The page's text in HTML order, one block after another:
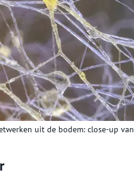
uit de bodem: close-up van